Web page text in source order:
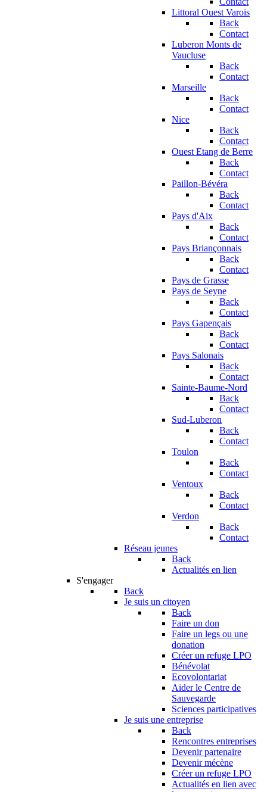
Littoral Ouest Varois
Back
Contact
Luberon Monts de
Vaucluse
Back
Contact
Marseille
Back
Contact
Nice
Back
Contact
Ouest Etang de Berre
Back
Contact
Paillon-Bévéra
Back
Contact
Pays d'Aix
Back
Contact
Pays Briançonnais
Back
Contact
Pays de Grasse
Pays de Seyne
Back
Contact
Pays Gapençais
Back
Contact
Pays Salonais
Back
Contact
Sainte-Baume-Nord
Back
Contact
Sud-Luberon
Back
Contact
Toulon
Back
Contact
Ventoux
Back
Contact
Verdon
Back
Contact
Réseau jeunes
Back
Actualités en lien
S'engager
Back
Je suis un citoyen
Back
Faire un don
Faire un legs ou une
donation
Créer un refuge LPO
Bénévolat
Ecovolontariat
Aider le Centre de
Sauvegarde
Sciences participatives
Je suis une entreprise
Back
Rencontres entreprises
Devenir partenaire
Devenir mécène
Créer un refuge LPO
Actualités en lien avec